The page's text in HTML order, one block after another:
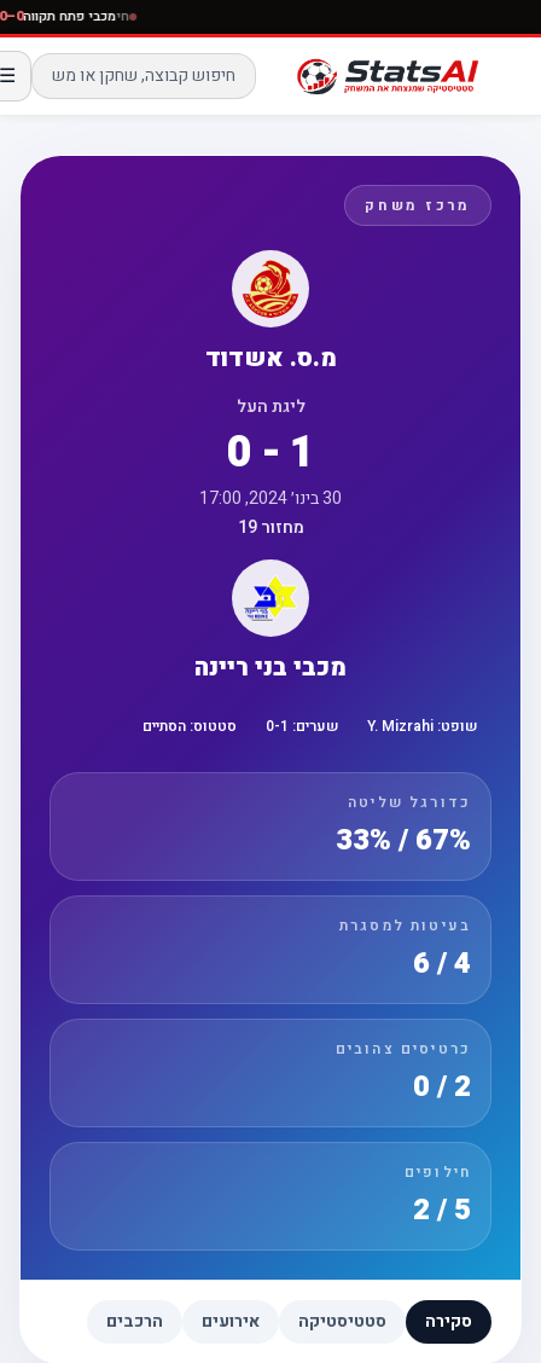
חימכבי פתח תקווה0–0
☰
מרכז משחק
מ.ס. אשדוד
ליגת העל
0 - 1
30 בינו׳ 2024, 17:00
מחזור 19
מכבי בני ריינה
שופט:Y. Mizrahi שערים: 0 -1 סטטוס:הסתיים
כדורגל שליטה
67% / 33%
בעיטות למסגרת
כרטיסים צהובים
חילופים
סקירה סטטיסטיקה אירועים הרכבים